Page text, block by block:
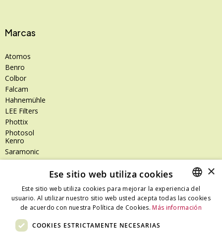
Marcas
Atomos
Benro
Colbor
Falcam
Hahnemühle
LEE Filters
Phottix
Photosol
Kenro
Saramonic
Shimoda
SanDisk Professional
Tenba
Zeiss
SPANISH
×
Ese sitio web utiliza cookies
Este sitio web utiliza cookies para mejorar la experiencia del
usuario. Al utilizar nuestro sitio web usted acepta todas las cookies
de acuerdo con nuestra Política de Cookies. Más información
COOKIES ESTRICTAMENTE NECESARIAS